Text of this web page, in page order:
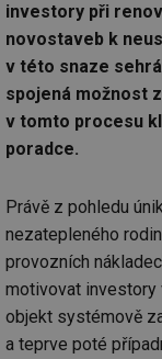
investory při
novostaveb k
v této snaze
spojená možnost
v tomto procesu
poradce.
Právě z pohledu
nezatepleného
provozních
motivovat investory
objekt systémově
a teprve poté